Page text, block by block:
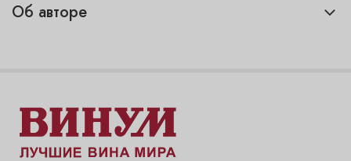
Об авторе